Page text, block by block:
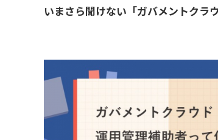
いまさら聞けない「ガバメントクラ